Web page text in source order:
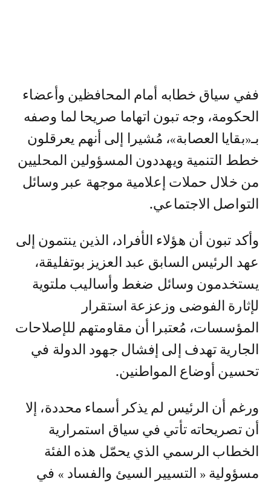
ففي سياق خطابه أمام المحافظين وأعضاء
الحكومة، وجه تبون اتهاما صريحا لما وصفه
بـ«بقايا العصابة»، مُشيرا إلى أنهم يعرقلون
خطط التنمية ويهددون المسؤولين المحليين
من خلال حملات إعلامية موجهة عبر وسائل
التواصل الاجتماعي.
وأكد تبون أن هؤلاء الأفراد، الذين ينتمون إلى
عهد الرئيس السابق عبد العزيز بوتفليقة،
يستخدمون وسائل ضغط وأساليب ملتوية
لإثارة الفوضى وزعزعة استقرار
المؤسسات، مُعتبرا أن مقاومتهم للإصلاحات
الجارية تهدف إلى إفشال جهود الدولة في
تحسين أوضاع المواطنين.
ورغم أن الرئيس لم يذكر أسماء محددة، إلا
أن تصريحاته تأتي في سياق استمرارية
الخطاب الرسمي الذي يحمّل هذه الفئة
مسؤولية « التسيير السيئ والفساد » في